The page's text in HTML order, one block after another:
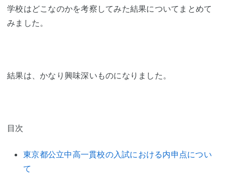
学校はどこなのかを考察してみた結果についてまとめて
みました。
結果は、かなり興味深いものになりました。
目次
東京都公立中高一貫校の入試における内申点につい
て